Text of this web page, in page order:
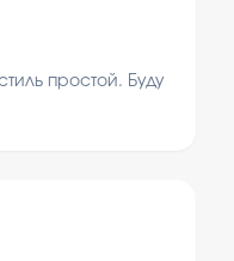
простой. Буду